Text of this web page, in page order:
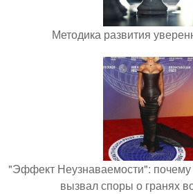
Методика развития
"Эффект Неузнаваемости":
вызвал споры о гранях